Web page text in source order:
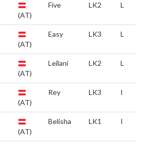
(AT)
Five LK2 L
(AT)
Easy LK3 L
(AT)
Leilani LK2 L
(AT)
Rey LK3 I
(AT)
Belisha LK1 I